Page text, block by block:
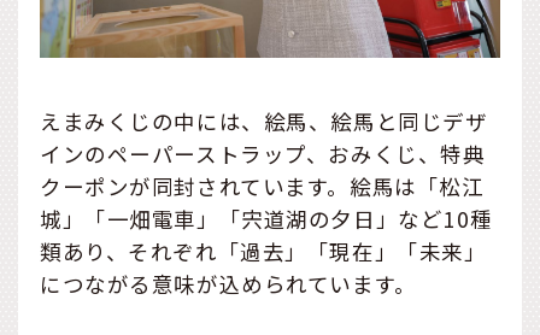
えまみくじの中には、絵馬、絵馬と同じデザ
インのペーパーストラップ、おみくじ、特典
クーポンが同封されています。絵馬は「松江
城」「一畑電車」「宍道湖の夕日」など10種
類あり、それぞれ「過去」「現在」「未来」
につながる意味が込められています。